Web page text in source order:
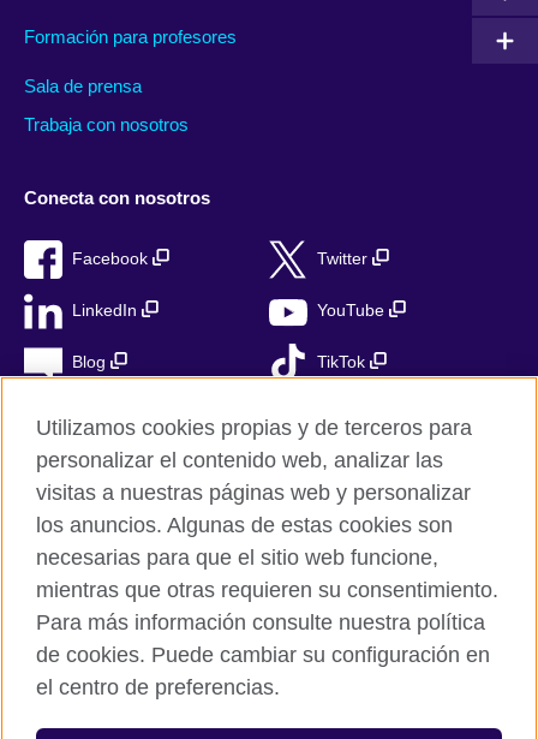
Formación para profesores
Sala de prensa
Trabaja con nosotros
Conecta con nosotros
Facebook Twitter
LinkedIn YouTube
Blog TikTok
British Council Global
Privacidad
Aviso Legal
Cookies
Mapa del sitio
© 2026 British Council
Utilizamos cookies propias y de terceros para
personalizar el contenido web, analizar las
visitas a nuestras páginas web y personalizar
los anuncios. Algunas de estas cookies son
necesarias para que el sitio web funcione,
mientras que otras requieren su consentimiento.
Para más información consulte nuestra política
de cookies. Puede cambiar su configuración en
el centro de preferencias.